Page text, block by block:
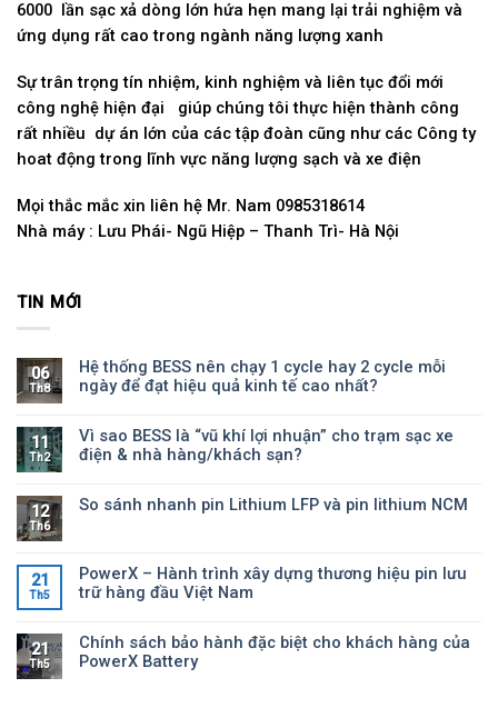
6000 lần sạc xả dòng lớn hứa hẹn mang lại trải nghiệm và
ứng dụng rất cao trong ngành năng lượng xanh
Sự trân trọng tín nhiệm, kinh nghiệm và liên tục đổi mới
công nghệ hiện đại giúp chúng tôi thực hiện thành công
rất nhiều dự án lớn của các tập đoàn cũng như các Công ty
hoat động trong lĩnh vực năng lượng sạch và xe điện
Mọi thắc mắc xin liên hệ Mr. Nam 0985318614
Nhà máy : Lưu Phái- Ngũ Hiệp – Thanh Trì- Hà Nội
TIN MỚI
06
Th8
Hệ thống BESS nên chạy 1 cycle hay 2 cycle mỗi
ngày để đạt hiệu quả kinh tế cao nhất?
11
Th2
Vì sao BESS là “vũ khí lợi nhuận” cho trạm sạc xe
điện & nhà hàng/khách sạn?
12
Th6
So sánh nhanh pin Lithium LFP và pin lithium NCM
21
Th5
PowerX – Hành trình xây dựng thương hiệu pin lưu
trữ hàng đầu Việt Nam
21
Th5
Chính sách bảo hành đặc biệt cho khách hàng của
PowerX Battery